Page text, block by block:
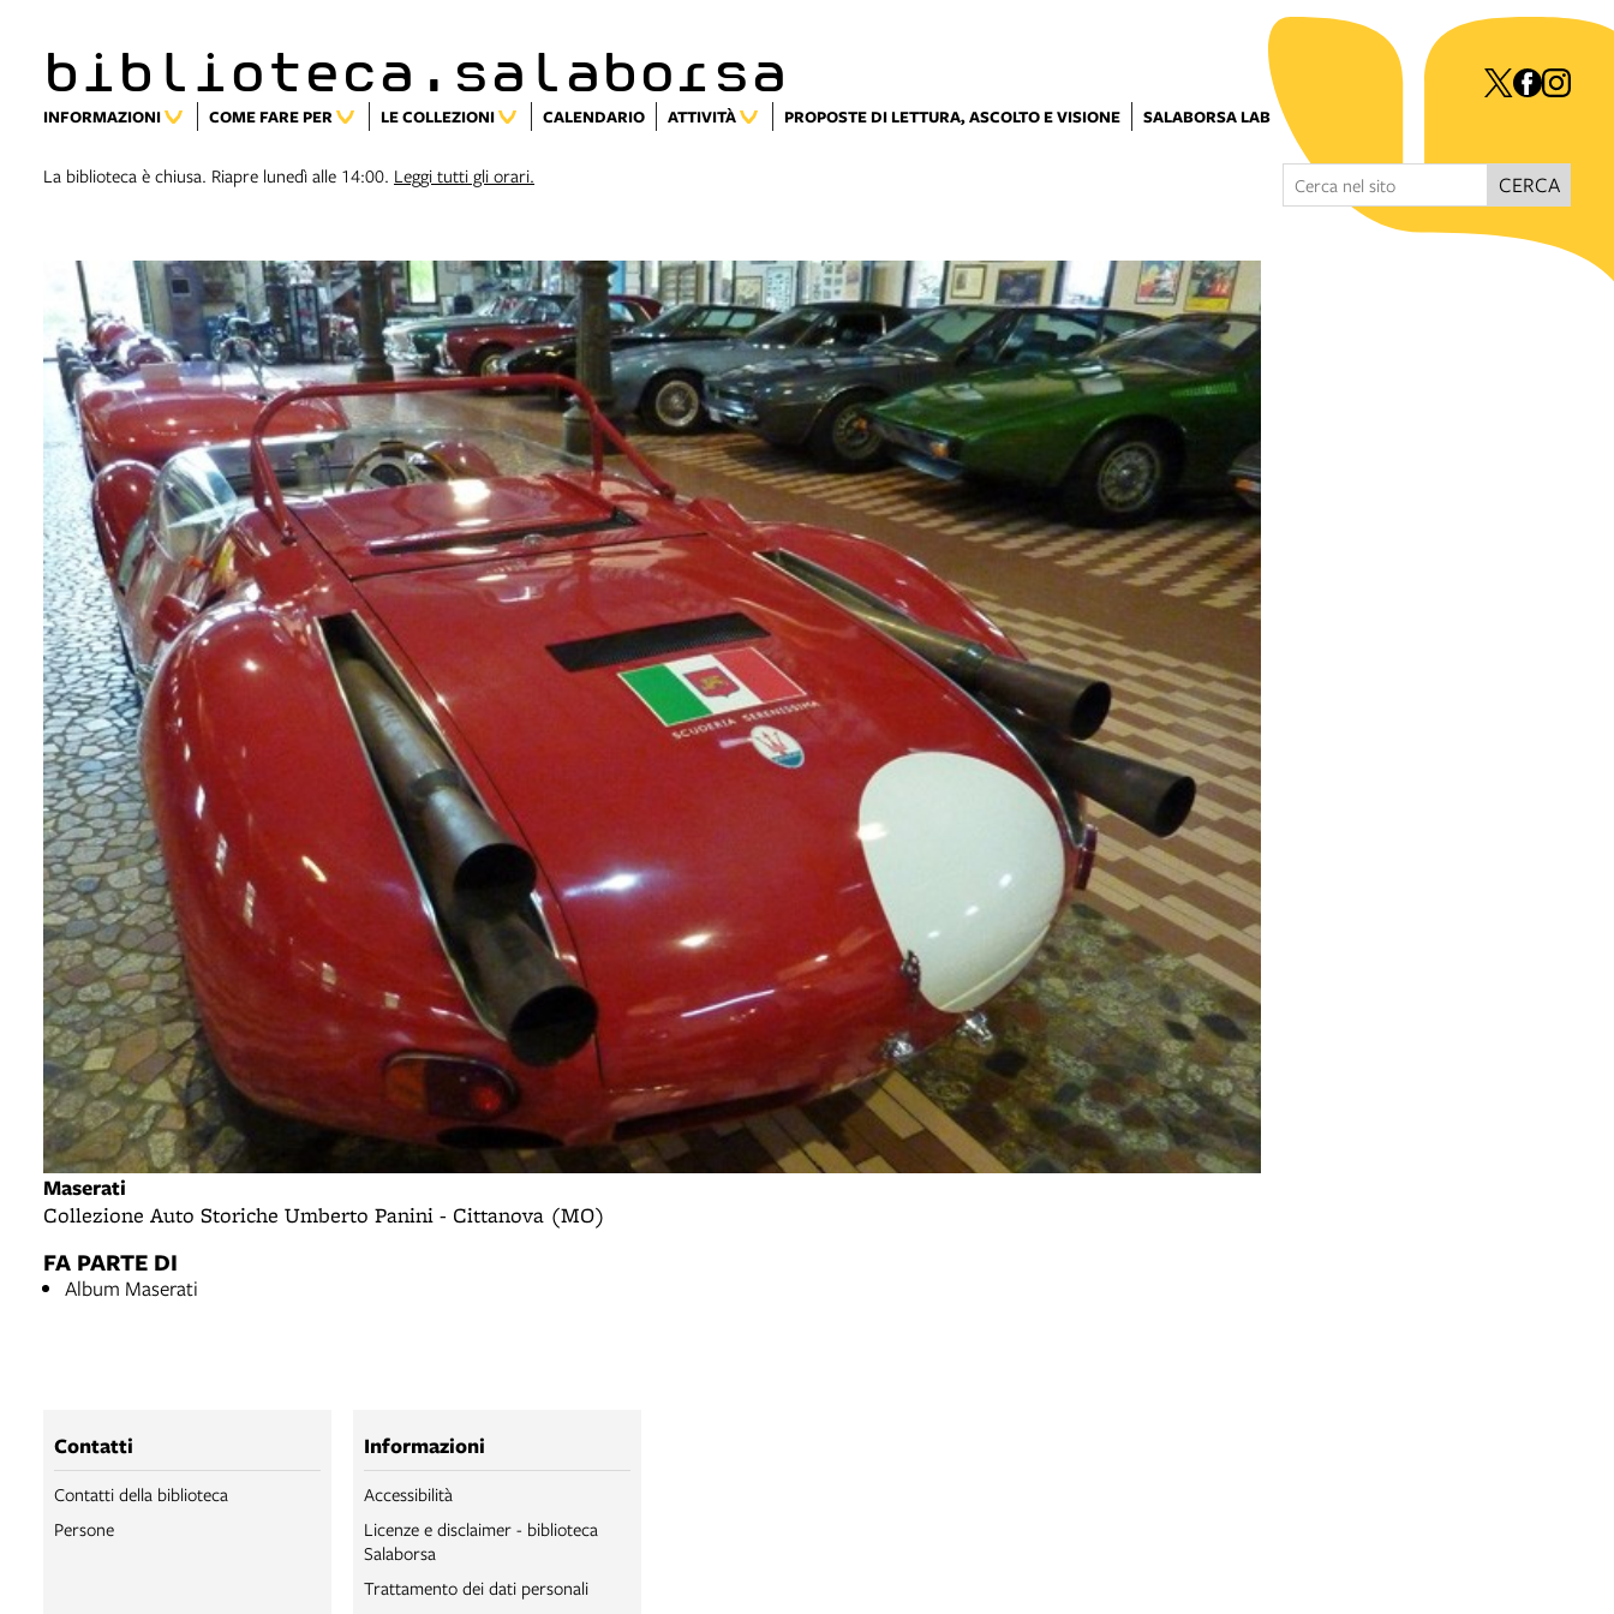
biblioteca.salaborsa
INFORMAZIONI COME FARE PER LE COLLEZIONI CALENDARIO ATTIVITÀ PROPOSTE DI LETTURA, ASCOLTO E VISIONE SALABORSA LAB
La biblioteca è chiusa. Riapre lunedì alle 14:00. Leggi tutti gli orari. CERCA
Maserati
Collezione Auto Storiche Umberto Panini - Cittanova (MO)
FA PARTE DI
Album Maserati
Contatti
Contatti della biblioteca
Persone
Informazioni
Accessibilità
Licenze e disclaimer - biblioteca
Salaborsa
Trattamento dei dati personali